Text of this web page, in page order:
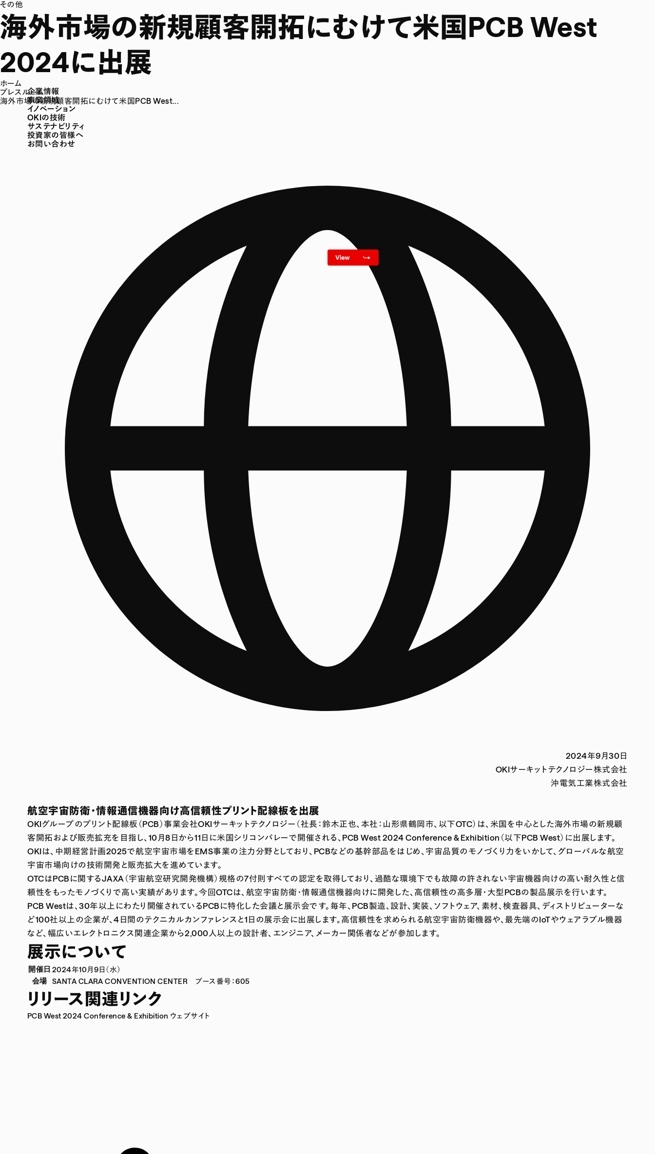
企業情報
事業領域
イノベーション
OKIの技術
サステナビリティ
投資家の皆様へ
お問い合わせ
その他
海外市場の新規顧客開拓にむけて米国PCB West
2024に出展
ホーム
プレスルーム
海外市場の新規顧客開拓にむけて米国PCB West...
2024年9月30日
OKIサーキットテクノロジー株式会社
沖電気工業株式会社
航空宇宙防衛・情報通信機器向け高信頼性プリント配線板を出展
OKIグループのプリント配線板（PCB）事業会社OKIサーキットテクノロジー（社長：鈴木正也、本社：山形県鶴岡市、以下OTC）は、米国を中心とした海外市場の新規顧
客開拓および販売拡充を目指し、10月8日から11日に米国シリコンバレーで開催される、PCB West 2024 Conference & Exhibition（以下PCB West）に出展します。
OKIは、中期経営計画2025で航空宇宙市場をEMS事業の注力分野としており、PCBなどの基幹部品をはじめ、宇宙品質のモノづくり力をいかして、グローバルな航空
宇宙市場向けの技術開発と販売拡大を進めています。
OTCはPCBに関するJAXA（宇宙航空研究開発機構）規格の7付則すべての認定を取得しており、過酷な環境下でも故障の許されない宇宙機器向けの高い耐久性と信
頼性をもったモノづくりで高い実績があります。今回OTCは、航空宇宙防衛・情報通信機器向けに開発した、高信頼性の高多層・大型PCBの製品展示を行います。
PCB Westは、30年以上にわたり開催されているPCBに特化した会議と展示会です。毎年、PCB製造、設計、実装、ソフトウェア、素材、検査器具、ディストリビューターな
ど100社以上の企業が、4日間のテクニカルカンファレンスと1日の展示会に出展します。高信頼性を求められる航空宇宙防衛機器や、最先端のIoTやウェアラブル機器
など、幅広いエレクトロニクス関連企業から2,000人以上の設計者、エンジニア、メーカー関係者などが参加します。
展示について
開催日 2024年10月9日（水）
会場
SANTA CLARA CONVENTION CENTER ブース番号：605
リリース関連リンク
PCB West 2024 Conference & Exhibition ウェブサイト